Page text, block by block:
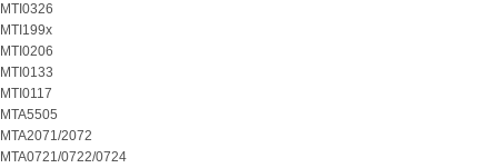
MTI0326
MTI199x
MTI0206
MTI0133
MTI0117
MTA5505
MTA2071/2072
MTA0721/0722/0724